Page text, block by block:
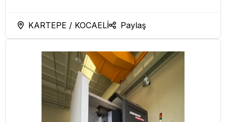
KARTEPE / KOCAELİ Paylaş